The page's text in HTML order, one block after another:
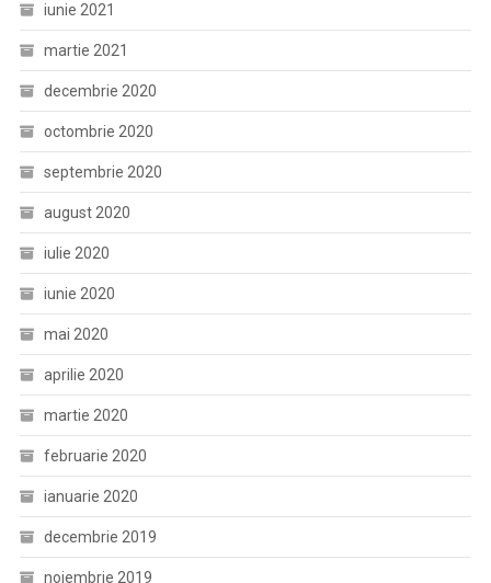
iunie 2021
martie 2021
decembrie 2020
octombrie 2020
septembrie 2020
august 2020
iulie 2020
iunie 2020
mai 2020
aprilie 2020
martie 2020
februarie 2020
ianuarie 2020
decembrie 2019
noiembrie 2019